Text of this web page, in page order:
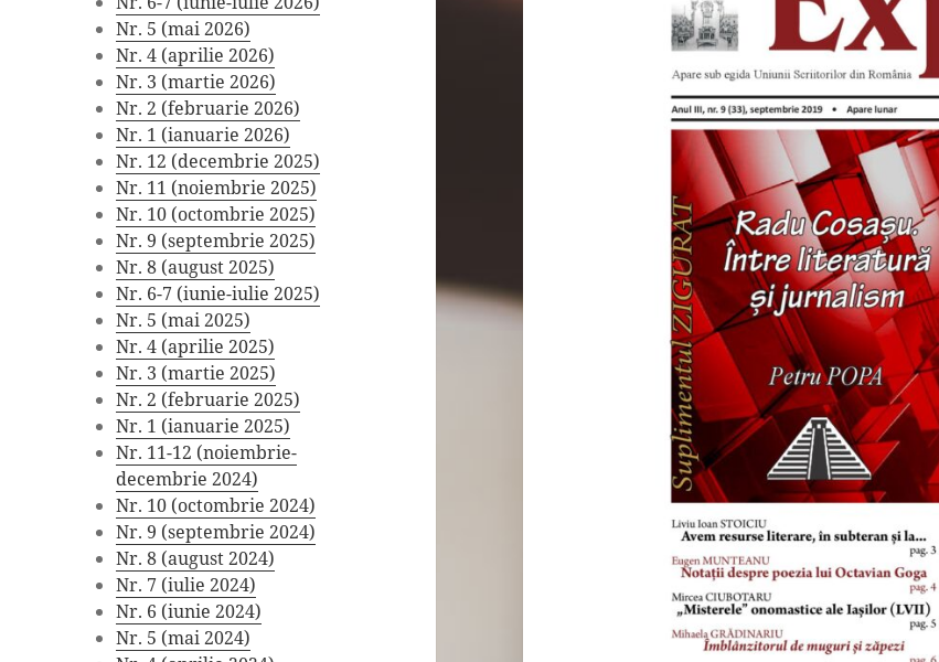
Nr. 5 (mai 2026)
Nr. 4 (aprilie 2026)
Nr. 3 (martie 2026)
Nr. 2 (februarie 2026)
Nr. 1 (ianuarie 2026)
Nr. 12 (decembrie 2025)
Nr. 11 (noiembrie 2025)
Nr. 10 (octombrie 2025)
Nr. 9 (septembrie 2025)
Nr. 8 (august 2025)
Nr. 6-7 (iunie-iulie 2025)
Nr. 5 (mai 2025)
Nr. 4 (aprilie 2025)
Nr. 3 (martie 2025)
Nr. 2 (februarie 2025)
Nr. 1 (ianuarie 2025)
Nr. 11-12 (noiembrie-
decembrie 2024)
Nr. 10 (octombrie 2024)
Nr. 9 (septembrie 2024)
Nr. 8 (august 2024)
Nr. 7 (iulie 2024)
Nr. 6 (iunie 2024)
Nr. 5 (mai 2024)